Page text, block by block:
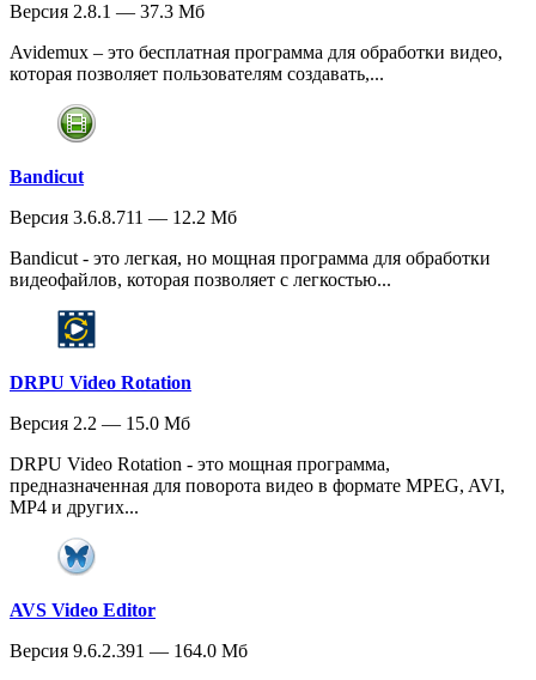
Версия 2.8.1 — 37.3 Мб
Avidemux – это бесплатная программа для обработки видео,
которая позволяет пользователям создавать,...
Bandicut
Версия 3.6.8.711 — 12.2 Мб
Bandicut - это легкая, но мощная программа для обработки
видеофайлов, которая позволяет с легкостью...
DRPU Video Rotation
Версия 2.2 — 15.0 Мб
DRPU Video Rotation - это мощная программа,
предназначенная для поворота видео в формате MPEG, AVI,
MP4 и других...
AVS Video Editor
Версия 9.6.2.391 — 164.0 Мб